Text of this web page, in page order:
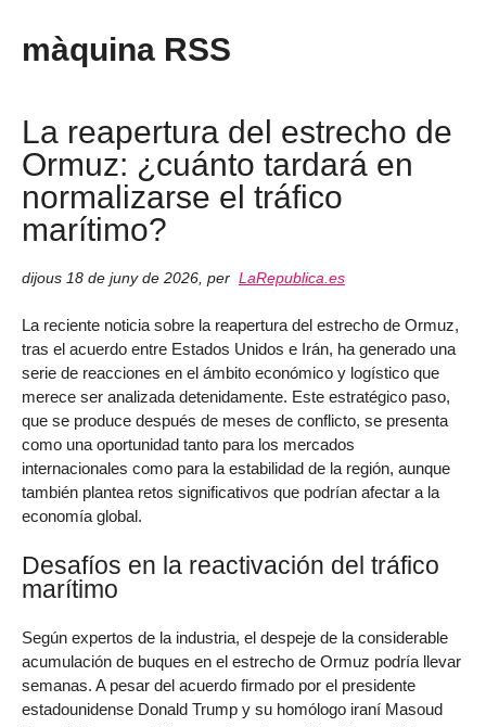
màquina RSS
La reapertura del estrecho de
Ormuz: ¿cuánto tardará en
normalizarse el tráfico
marítimo?
dijous 18 de juny de 2026 per LaRepublica.es
La reciente noticia sobre la reapertura del estrecho de Ormuz,
tras el acuerdo entre Estados Unidos e Irán, ha generado una
serie de reacciones en el ámbito económico y logístico que
merece ser analizada detenidamente. Este estratégico paso,
que se produce después de meses de conflicto, se presenta
como una oportunidad tanto para los mercados
internacionales como para la estabilidad de la región, aunque
también plantea retos significativos que podrían afectar a la
economía global.
Desafíos en la reactivación del tráfico
marítimo
Según expertos de la industria, el despeje de la considerable
acumulación de buques en el estrecho de Ormuz podría llevar
semanas. A pesar del acuerdo firmado por el presidente
estadounidense Donald Trump y su homólogo iraní Masoud